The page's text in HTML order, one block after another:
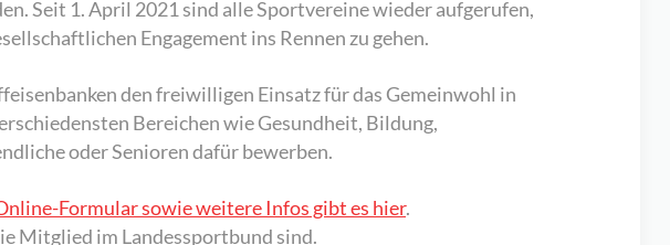
Seit 1. April 2021 sind alle Sportvereine wieder aufgerufen,
Engagement ins Rennen zu gehen.
den freiwilligen Einsatz für das Gemeinwohl in
Bereichen wie Gesundheit, Bildung,
oder Senioren dafür bewerben.
Formular sowie weitere Infos gibt es hier.
Mitglied im Landessportbund sind.